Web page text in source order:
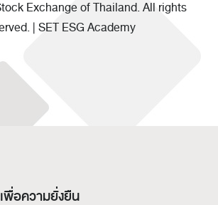
Exchange of Thailand. All rights
| SET ESG Academy
อความยั่งยืน